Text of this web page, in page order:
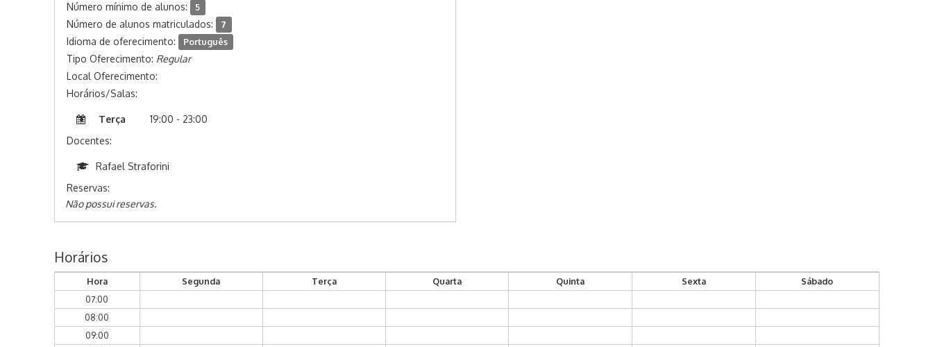
Número mínimo de alunos: 5
Número de alunos matriculados: 7
Idioma de oferecimento: Português
Tipo Oferecimento: Regular
Local Oferecimento:
Horários/Salas:
Terça
19:00 - 23:00
Docentes:
Rafael Straforini
Reservas:
Não possui reservas.
Horários
Hora Segunda Terça Quarta Quinta Sexta
Sábado
07:00
08:00
09:00